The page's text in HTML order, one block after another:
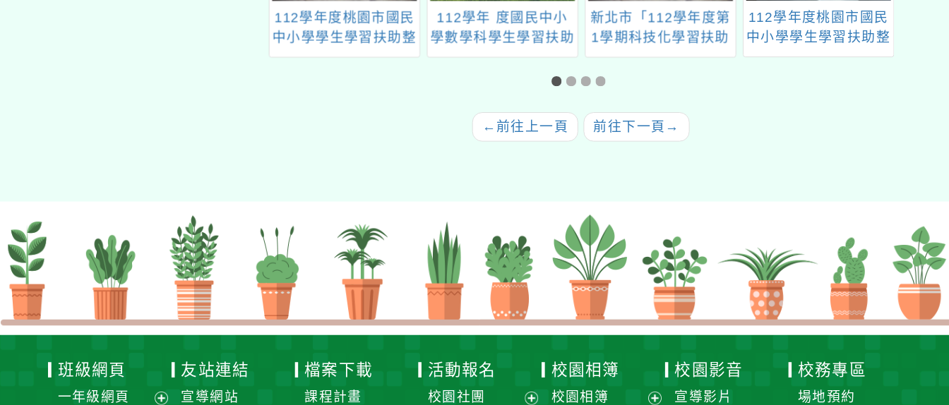
112學年 度國民中小
學數學科學生學習扶助
教材研發計畫
新北市「112學年度第
1學期科技化學習扶助
教師增能研習」
112學年度桃園市國民
中小學學生學習扶助整
體行政推動計畫子計畫
十七：國中小均一師培
國立臺南大學辦理教育
部國民及學前教育署
「112學年度國民中小
← 前往上一頁 前往下一頁 →
班級網頁
一年級網頁
友站連結
宣導網站
檔案下載
課程計畫
活動報名
校園社團
校園相簿
校園相簿
校園影音
宣導影片
校務專區
場地預約